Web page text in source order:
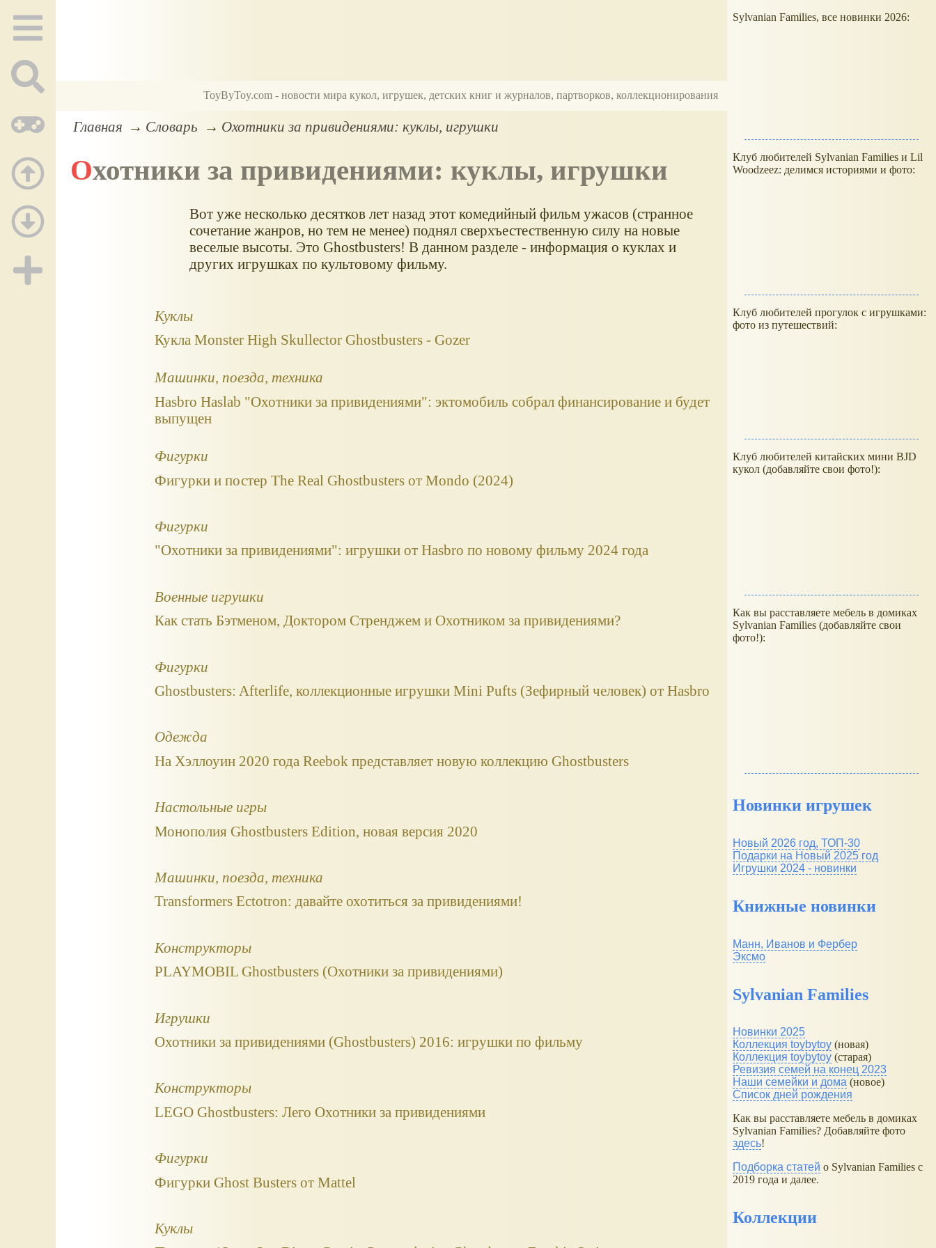
ToyByToy.com - новости мира кукол, игрушек, детских книг и журналов, партворков, коллекционирования
Главная Словарь Охотники за привидениями: куклы, игрушки
Охотники за привидениями: куклы, игрушки
Вот уже несколько десятков лет назад этот комедийный фильм ужасов (странное
сочетание жанров, но тем не менее) поднял сверхъестественную силу на новые
веселые высоты. Это Ghostbusters! В данном разделе - информация о куклах и
других игрушках по культовому фильму.
Куклы
Кукла Monster High Skullector Ghostbusters - Gozer
Машинки, поезда, техника
Hasbro Haslab "Охотники за привидениями": эктомобиль собрал финансирование и будет
выпущен
Фигурки
Фигурки и постер The Real Ghostbusters от Mondo (2024)
Фигурки
"Охотники за привидениями": игрушки от Hasbro по новому фильму 2024 года
Военные игрушки
Как стать Бэтменом, Доктором Стренджем и Охотником за привидениями?
Фигурки
Ghostbusters: Afterlife, коллекционные игрушки Mini Pufts (Зефирный человек) от Hasbro
Одежда
На Хэллоуин 2020 года Reebok представляет новую коллекцию Ghostbusters
Настольные игры
Монополия Ghostbusters Edition, новая версия 2020
Машинки, поезда, техника
Transformers Ectotron: давайте охотиться за привидениями!
Конструкторы
PLAYMOBIL Ghostbusters (Охотники за привидениями)
Игрушки
Охотники за привидениями (Ghostbusters) 2016: игрушки по фильму
Конструкторы
LEGO Ghostbusters: Лего Охотники за привидениями
Фигурки
Фигурки Ghost Busters от Mattel
Куклы
Sylvanian Families, все новинки 2026:
Клуб любителей Sylvanian Families и Lil
Woodzeez: делимся историями и фото:
Клуб любителей прогулок с игрушками:
фото из путешествий:
Клуб любителей китайских мини BJD
кукол (добавляйте свои фото!):
Как вы расставляете мебель в домиках
Sylvanian Families (добавляйте свои
фото!):
Новинки игрушек
Новый 2026 год, ТОП-30
Подарки на Новый 2025 год
Игрушки 2024 - новинки
Книжные новинки
Манн, Иванов и Фербер
Эксмо
Sylvanian Families
Новинки 2025
Коллекция toybytoy (новая)
Коллекция toybytoy (старая)
Ревизия семей на конец 2023
Наши семейки и дома (новое)
Список дней рождения
Как вы расставляете мебель в домиках
Sylvanian Families? Добавляйте фото
здесь!
Подборка статей о Sylvanian Families с
2019 года и далее.
Коллекции